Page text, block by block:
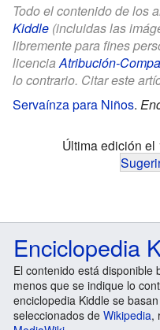
Todo el contenido de los
Kiddle (incluidas las
libremente para fines
licencia Atribución-
lo contrario. Citar este
Servaínza para Niños.
Última edición el
Enciclopedia
El contenido está disponible
menos que se indique lo
enciclopedia Kiddle se
seleccionados de Wikipedia,